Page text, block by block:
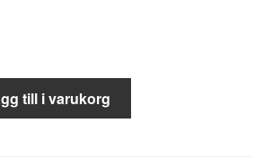
till i varukorg